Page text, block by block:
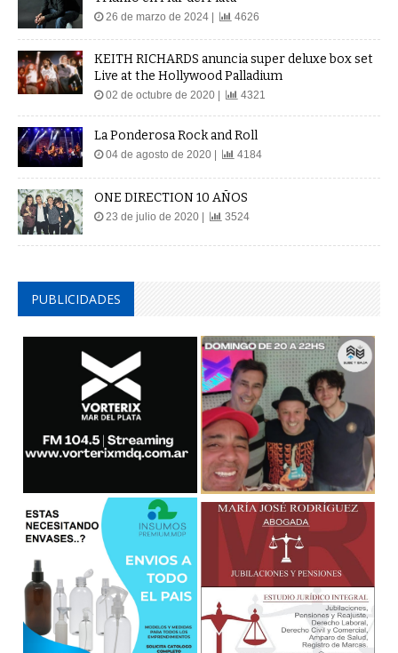
26 de marzo de 2024 | 4626
KEITH RICHARDS anuncia super deluxe box set
Live at the Hollywood Palladium
02 de octubre de 2020 | 4321
La Ponderosa Rock and Roll
04 de agosto de 2020 | 4184
ONE DIRECTION 10 AÑOS
23 de julio de 2020 | 3524
PUBLICIDADES